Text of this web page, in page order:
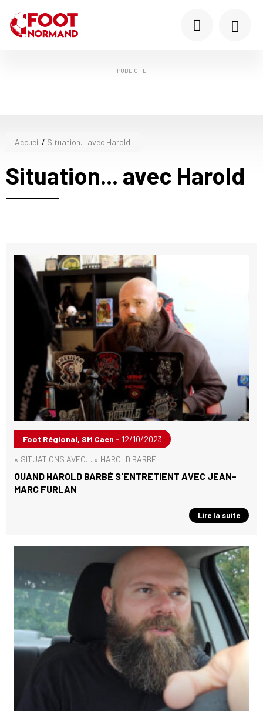
PUBLICITÉ
Accueil / Situation... avec Harold
Situation... avec Harold
Foot Régional, SM Caen - 12/10/2023
« SITUATIONS AVEC… » HAROLD BARBÉ
QUAND HAROLD BARBÉ S'ENTRETIENT AVEC JEAN-
MARC FURLAN
Lire la suite